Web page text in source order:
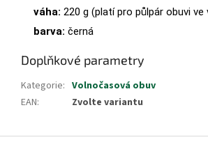
váha: 220 g (platí pro půlpár obuvi ve
barva: černá
Doplňkové parametry
Kategorie: Volnočasová obuv
EAN: Zvolte variantu